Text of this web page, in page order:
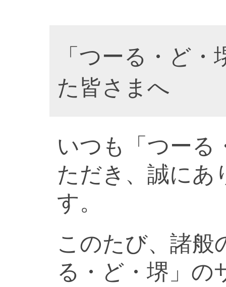
「つーる・ど
た皆さまへ
いつも「つーる
ただき、誠にあ
す。
このたび、諸般
る・ど・堺」の